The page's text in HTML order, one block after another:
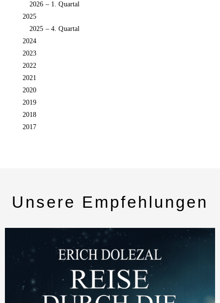
2026 – 1. Quartal
2025
2025 – 4. Quartal
2024
2023
2022
2021
2020
2019
2018
2017
Unsere Empfehlungen